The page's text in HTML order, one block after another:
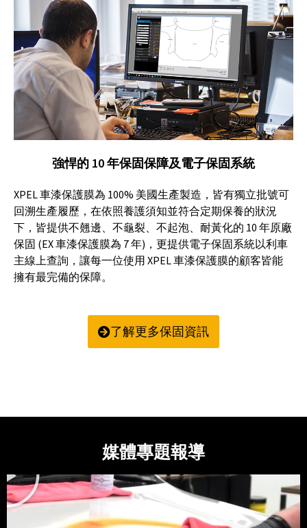
強悍的 10 年保固保障及電子保固系統
XPEL 車漆保護膜為 100% 美國生產製造，皆有獨立批號可
回溯生產履歷，在依照養護須知並符合定期保養的狀況
下，皆提供不翹邊、不龜裂、不起泡、耐黃化的 10 年原廠
保固 (EX 車漆保護膜為 7 年)，更提供電子保固系統以利車
主線上查詢，讓每一位使用 XPEL 車漆保護膜的顧客皆能
擁有最完備的保障。
了解更多保固資訊
媒體專題報導